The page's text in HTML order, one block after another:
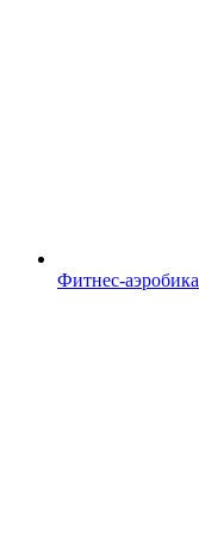
Фитнес-аэробика